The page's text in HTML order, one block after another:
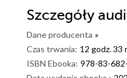
Szczegóły
Dane producenta »
Czas trwania: 12 godz. 33
ISBN Ebooka: 978-83-